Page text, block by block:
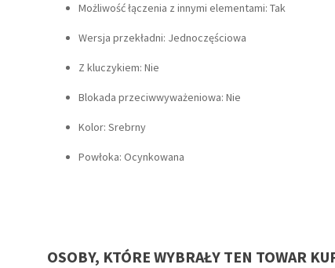
Możliwość łączenia z innymi elementami: Tak
Wersja przekładni: Jednoczęściowa
Z kluczykiem: Nie
Blokada przeciwwyważeniowa: Nie
Kolor: Srebrny
Powłoka: Ocynkowana
OSOBY, KTÓRE WYBRAŁY TEN TOWAR